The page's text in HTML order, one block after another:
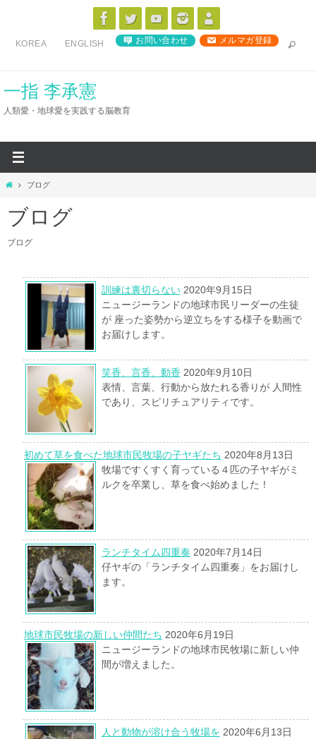
ス
KOREA ENGLISH お問い合わせ メルマガ登録
一指 李承憲
人類愛・地球愛を実践する脳教育
ホ
ム
ブログ
ブログ
ブログ
訓練は裏切らない2020年9月15日
ニュージーランドの地球市民リーダーの生徒
が 座った姿勢から逆立ちをする様子を動画で
お届けします。
笑香、言香、動香 2020年9月10日
表情、言葉、行動から放たれる香りが 人間性
であり、スピリチュアリティです。
初めて草を食べた地球市民牧場の子ヤギたち 2020年8月13日
牧場ですくすく育っている４匹の子ヤギがミ
ルクを卒業し、草を食べ始めました！
ランチタイム四重奏 2020年7月14日
仔ヤギの「ランチタイム四重奏」をお届けし
ます。
地球市民牧場の新しい仲間たち 2020年6月19日
ニュージーランドの地球市民牧場に新しい仲
間が増えました。
人と動物が溶け合う牧場を 2020年6月13日